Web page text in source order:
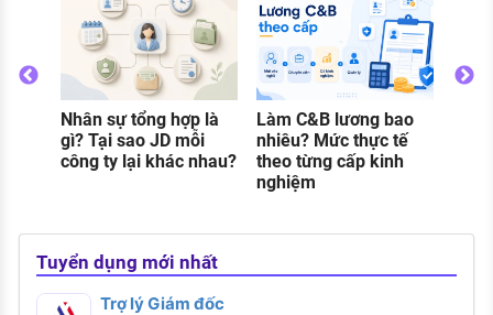
Nhân sự tổng hợp là
gì? Tại sao JD mỗi
công ty lại khác nhau?
Làm C&B lương bao
nhiêu? Mức thực tế
theo từng cấp kinh
nghiệm
khi
Tuyển dụng mới nhất
Trợ lý Giám đốc